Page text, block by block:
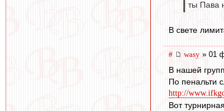
ты Пава
В свете
# wasy » 01
В нашей
По пенальти
http://
Вот